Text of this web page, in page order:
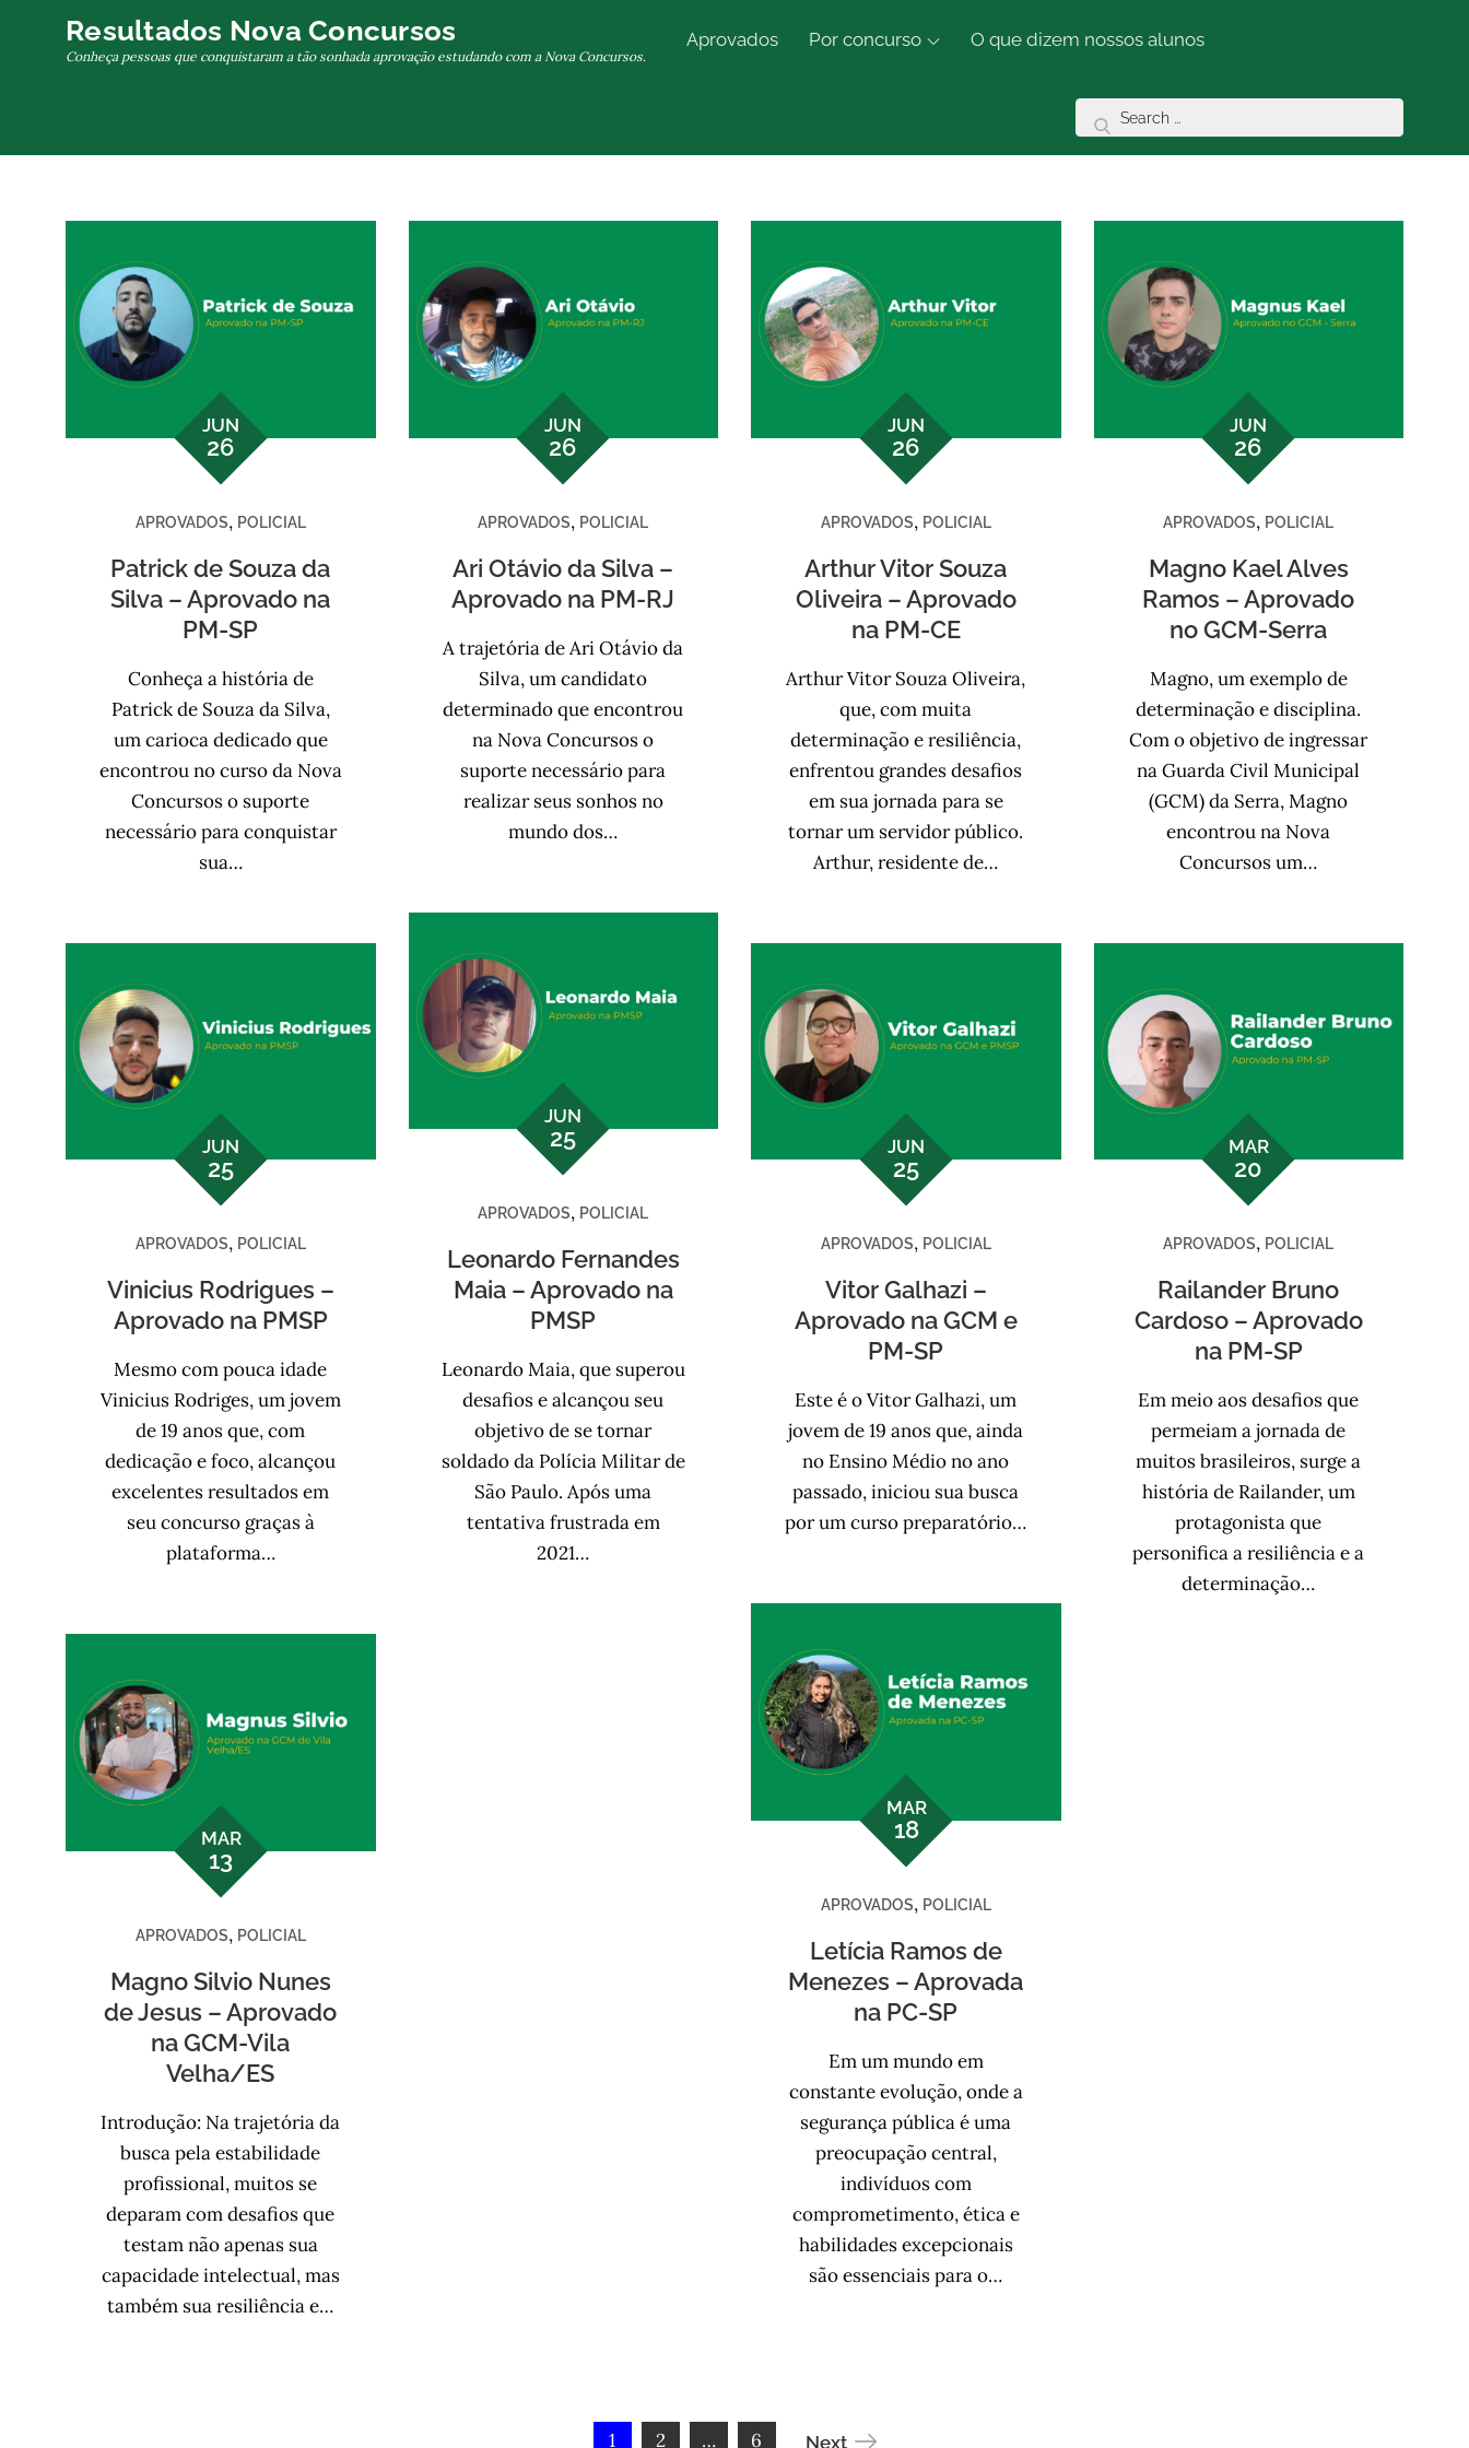
Resultados Nova Concursos
Conheça pessoas que conquistaram a tão sonhada aprovação estudando com a Nova Concursos.
Aprovados Por concurso O que dizem nossos alunos
Search
for:
JUN
26
APROVADOS, POLICIAL
Patrick de Souza da
Silva – Aprovado na
PM-SP
Conheça a história de
Patrick de Souza da Silva,
um carioca dedicado que
encontrou no curso da Nova
Concursos o suporte
necessário para conquistar
sua…
JUN
26
APROVADOS, POLICIAL
Ari Otávio da Silva –
Aprovado na PM-RJ
A trajetória de Ari Otávio da
Silva, um candidato
determinado que encontrou
na Nova Concursos o
suporte necessário para
realizar seus sonhos no
mundo dos…
JUN
26
APROVADOS, POLICIAL
Arthur Vitor Souza
Oliveira – Aprovado
na PM-CE
Arthur Vitor Souza Oliveira,
que, com muita
determinação e resiliência,
enfrentou grandes desafios
em sua jornada para se
tornar um servidor público.
Arthur, residente de…
JUN
26
APROVADOS, POLICIAL
Magno Kael Alves
Ramos – Aprovado
no GCM-Serra
Magno, um exemplo de
determinação e disciplina.
Com o objetivo de ingressar
na Guarda Civil Municipal
(GCM) da Serra, Magno
encontrou na Nova
Concursos um…
JUN
25
APROVADOS, POLICIAL
Leonardo Fernandes
Maia – Aprovado na
PMSP
Leonardo Maia, que superou
desafios e alcançou seu
objetivo de se tornar
soldado da Polícia Militar de
São Paulo. Após uma
tentativa frustrada em
2021…
JUN
25
APROVADOS, POLICIAL
Vinicius Rodrigues –
Aprovado na PMSP
Mesmo com pouca idade
Vinicius Rodriges, um jovem
de 19 anos que, com
dedicação e foco, alcançou
excelentes resultados em
seu concurso graças à
plataforma…
JUN
25
APROVADOS, POLICIAL
Vitor Galhazi –
Aprovado na GCM e
PM-SP
Este é o Vitor Galhazi, um
jovem de 19 anos que, ainda
no Ensino Médio no ano
passado, iniciou sua busca
por um curso preparatório…
MAR
20
APROVADOS, POLICIAL
Railander Bruno
Cardoso – Aprovado
na PM-SP
Em meio aos desafios que
permeiam a jornada de
muitos brasileiros, surge a
história de Railander, um
protagonista que
personifica a resiliência e a
determinação…
MAR
18
APROVADOS, POLICIAL
Letícia Ramos de
Menezes – Aprovada
na PC-SP
Em um mundo em
constante evolução, onde a
segurança pública é uma
preocupação central,
indivíduos com
comprometimento, ética e
habilidades excepcionais
são essenciais para o…
MAR
13
APROVADOS, POLICIAL
Magno Silvio Nunes
de Jesus – Aprovado
na GCM-Vila
Velha/ES
Introdução: Na trajetória da
busca pela estabilidade
profissional, muitos se
deparam com desafios que
testam não apenas sua
capacidade intelectual, mas
também sua resiliência e…
1 2 … 6 Next